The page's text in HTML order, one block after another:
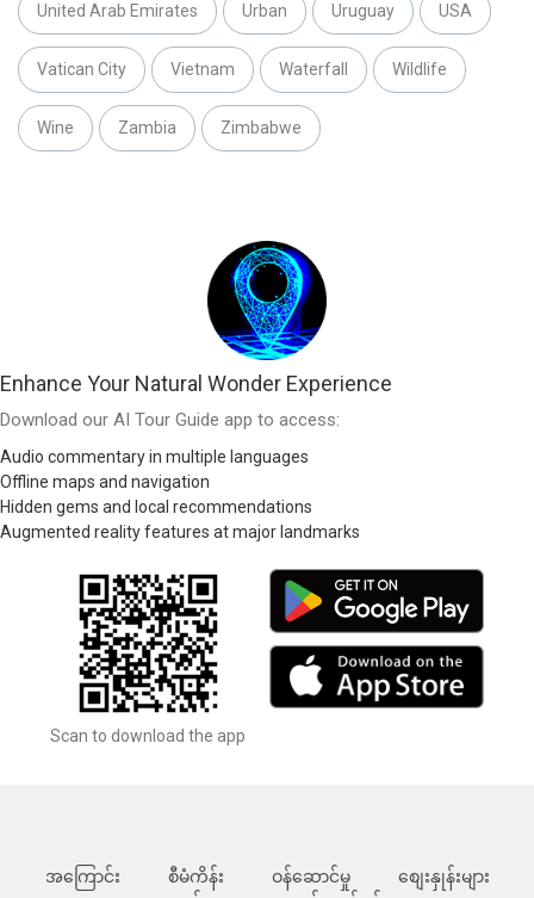
United Arab Emirates Urban Uruguay USA
Vatican City Vietnam Waterfall Wildlife
Wine Zambia Zimbabwe
Enhance Your Natural Wonder Experience
Download our AI Tour Guide app to access:
Audio commentary in multiple languages
Offline maps and navigation
Hidden gems and local recommendations
Augmented reality features at major landmarks
Scan to download the app
အကြောင်း စီမံကိန်း ဝန်ဆောင်မှု
စျေးနှုန်းများ